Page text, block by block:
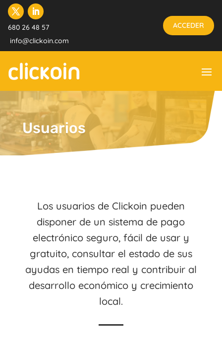
680 26 48 57
info@clickoin.com
ACCEDER
Usuarios
Los usuarios de Clickoin pueden
disponer de un sistema de pago
electrónico seguro, fácil de usar y
gratuito, consultar el estado de sus
ayudas en tiempo real y contribuir al
desarrollo económico y crecimiento
local.